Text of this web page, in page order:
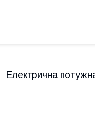
Електрична